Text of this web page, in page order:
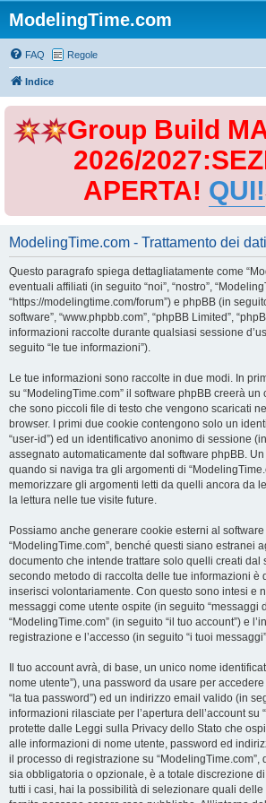
ModelingTime.com
FAQ Regole
Indice
Group Build
2026/
APERTA! QUI!
ModelingTime.com - Trattamento dei
Questo paragrafo spiega dettagliatamente come
eventuali affiliati (in seguito “noi”, “nostro”,
“https://modelingtime.com/forum”) e phpBB (in
software”, “www.phpbb.com”, “phpBB Limited”,
informazioni raccolte durante qualsiasi sessione
seguito “le tue informazioni”).
Le tue informazioni sono raccolte in due modi. In
su “ModelingTime.com” il software phpBB creerà
che sono piccoli file di testo che vengono scaricati
browser. I primi due cookie contengono solo un
“user-id”) ed un identificativo anonimo di sessione
assegnato automaticamente dal software phpBB.
quando si naviga tra gli argomenti di
memorizzare gli argomenti letti da quelli ancora da
la lettura nelle tue visite future.
Possiamo anche generare cookie esterni al
“ModelingTime.com”, benché questi siano estranei
documento che intende trattare solo quelli creati dal
secondo metodo di raccolta delle tue informazioni è
inserisci volontariamente. Con questo sono intesi e
messaggi come utente ospite (in seguito “messaggi
“ModelingTime.com” (in seguito “il tuo account”) e
registrazione e l’accesso (in seguito “i tuoi
Il tuo account avrà, di base, un unico nome
nome utente”), una password da usare per
“la tua password”) ed un indirizzo email valido (in
informazioni rilasciate per l’apertura dell’account su
protette dalle Leggi sulla Privacy dello Stato che
alle informazioni di nome utente, password ed
il processo di registrazione su “ModelingTime.com”,
sia obbligatoria o opzionale, è a totale discrezione di
tutti i casi, hai la possibilità di selezionare quali